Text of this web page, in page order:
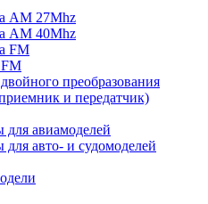
AM 27Mhz
AM 40Mhz
FM
преобразования
и передатчик)
для авиамоделей
авто- и судомоделей